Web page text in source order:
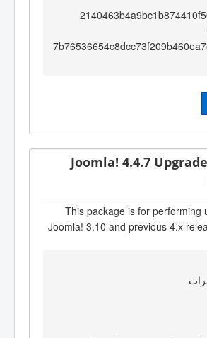
Joomla! 4.4.7
This package is for performing
Joomla! 3.10 and previous 4.x